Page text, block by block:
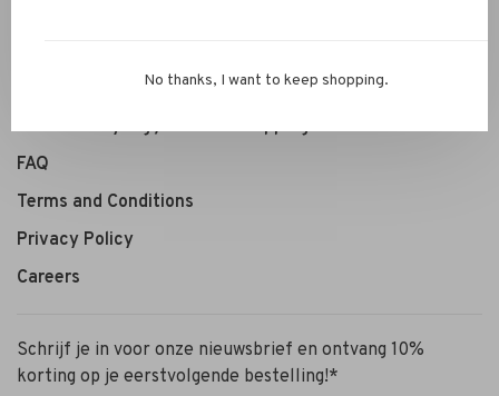
Exchanges & retour
Personal Styling / Private Shopping
FAQ
Terms and Conditions
Privacy Policy
Careers
Schrijf je in voor onze nieuwsbrief en ontvang 10%
korting op je eerstvolgende bestelling!*
No thanks, I want to keep shopping.